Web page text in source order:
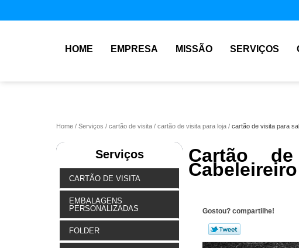
HOME EMPRESA MISSÃO SERVIÇOS
Home Serviços cartão de visita cartão de visita para loja cartão de visita para
Serviços
CARTÃO DE VISITA
EMBALAGENS
PERSONALIZADAS
FOLDER
Cartão
Gostou? compartilhe!